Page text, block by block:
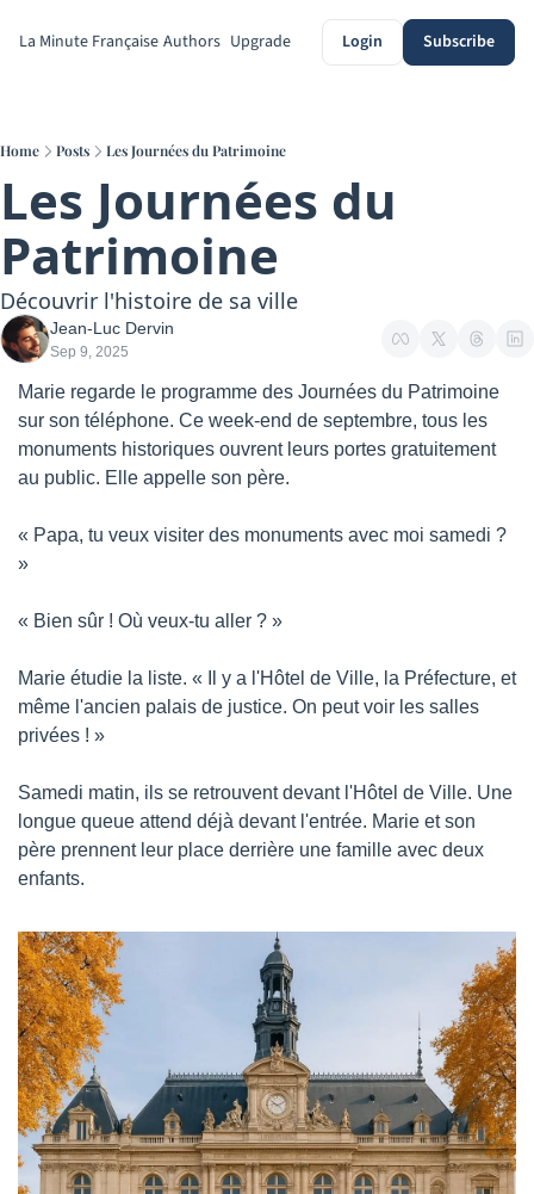
La Minute Française Authors Upgrade Login Subscribe
Home Posts Les Journées du Patrimoine
Les Journées du
Patrimoine
Découvrir l'histoire de sa ville
Jean-Luc Dervin
Sep 9, 2025
Marie regarde le programme des Journées du Patrimoine
sur son téléphone. Ce week-end de septembre, tous les
monuments historiques ouvrent leurs portes gratuitement
au public. Elle appelle son père.
« Papa, tu veux visiter des monuments avec moi samedi ?
»
« Bien sûr ! Où veux-tu aller ? »
Marie étudie la liste. « Il y a l'Hôtel de Ville, la Préfecture, et
même l'ancien palais de justice. On peut voir les salles
privées ! »
Samedi matin, ils se retrouvent devant l'Hôtel de Ville. Une
longue queue attend déjà devant l'entrée. Marie et son
père prennent leur place derrière une famille avec deux
enfants.